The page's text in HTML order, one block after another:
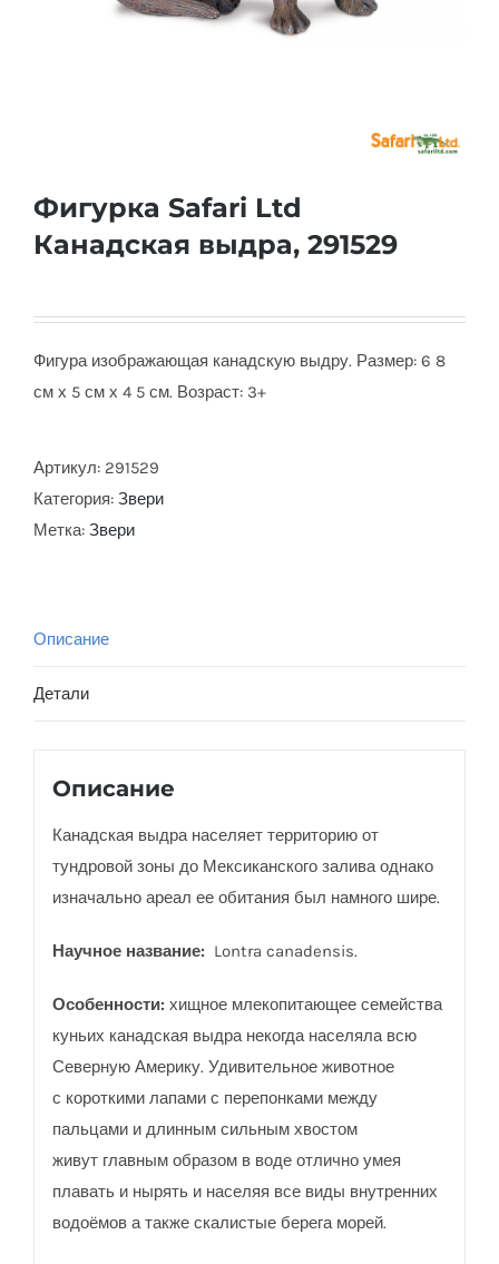
Фигурка Safari Ltd
Канадская выдра, 291529
Фигура изображающая канадскую выдру. Размер: 6 8
см х 5 см х 4 5 см. Возраст: 3+
Артикул: 291529
Категория: Звери
Метка: Звери
Описание
Детали
Описание
Канадская выдра населяет территорию от
тундровой зоны до Мексиканского залива однако
изначально ареал ее обитания был намного шире.
Научное название: Lontra canadensis.
Особенности: хищное млекопитающее семейства
куньих канадская выдра некогда населяла всю
Северную Америку. Удивительное животное
с короткими лапами с перепонками между
пальцами и длинным сильным хвостом
живут главным образом в воде отлично умея
плавать и нырять и населяя все виды внутренних
водоёмов а также скалистые берега морей.